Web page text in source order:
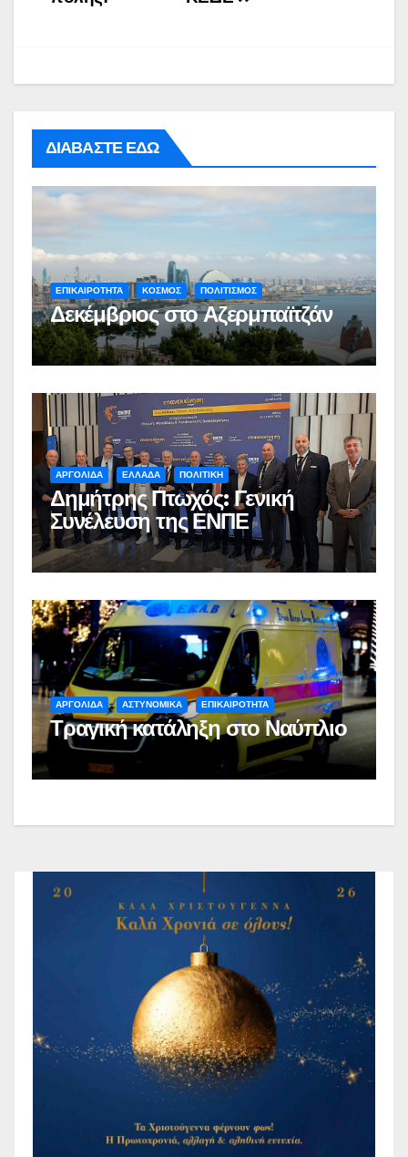
ΔΙΑΒΑΣΤΕ ΕΔΩ
ΕΠΙΚΑΙΡΟΤΗΤΑ ΚΟΣΜΟΣ ΠΟΛΙΤΙΣΜΟΣ
Δεκέμβριος στο Αζερμπαϊτζάν
ΑΡΓΟΛΙΔΑ ΕΛΛΑΔΑ ΠΟΛΙΤΙΚΗ
Δημήτρης Πτωχός: Γενική
Συνέλευση της ΕΝΠΕ
ΑΡΓΟΛΙΔΑ ΑΣΤΥΝΟΜΙΚΑ ΕΠΙΚΑΙΡΟΤΗΤΑ
Τραγική κατάληξη στο Ναύπλιο